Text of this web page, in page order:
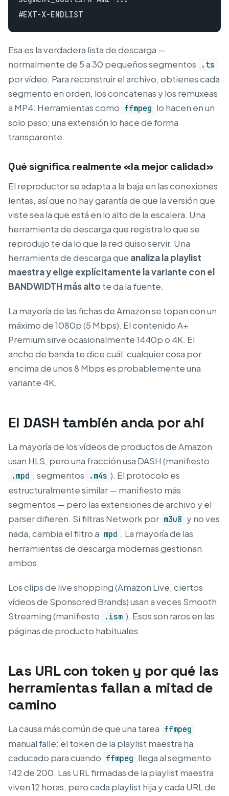
Esa es la verdadera lista de descarga —
normalmente de 5 a 30 pequeños segmentos
.ts
por vídeo. Para reconstruir el archivo, obtienes cada
segmento en orden, los concatenas y los remuxeas
a MP4. Herramientas como ffmpeg lo hacen en un
solo paso; una extensión lo hace de forma
transparente.
Qué significa realmente «la mejor calidad»
El reproductor se adapta a la baja en las conexiones
lentas, así que no hay garantía de que la versión que
viste sea la que está en lo alto de la escalera. Una
herramienta de descarga que registra lo que se
reprodujo te da lo que la red quiso servir. Una
herramienta de descarga que analiza la playlist
maestra y elige explícitamente la variante con el
BANDWIDTH más alto te da la fuente.
La mayoría de las fichas de Amazon se topan con un
máximo de 1080p (5 Mbps). El contenido A+
Premium sirve ocasionalmente 1440p o 4K. El
ancho de banda te dice cuál: cualquier cosa por
encima de unos 8 Mbps es probablemente una
variante 4K.
El DASH también anda por ahí
La mayoría de los vídeos de productos de Amazon
usan HLS, pero una fracción usa DASH (manifiesto
.mpd , segmentos .m4s ). El protocolo es
estructuralmente similar — manifiesto más
segmentos — pero las extensiones de archivo y el
parser difieren. Si filtras Network por m3u8 y no ves
nada, cambia el filtro a mpd . La mayoría de las
herramientas de descarga modernas gestionan
ambos.
Los clips de live shopping (Amazon Live, ciertos
vídeos de Sponsored Brands) usan a veces Smooth
Streaming (manifiesto
.ism ). Esos son raros en las
páginas de producto habituales.
Las URL con token y por qué las
herramientas fallan a mitad de
camino
La causa más común de que una tarea ffmpeg
manual falle: el token de la playlist maestra ha
caducado para cuando ffmpeg llega al segmento
142 de 200. Las URL firmadas de la playlist maestra
viven 12 horas, pero cada playlist hija y cada URL de